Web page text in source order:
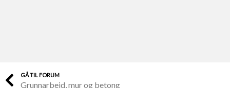
GÅ TIL FORUM
Grunnarbeid, mur og betong